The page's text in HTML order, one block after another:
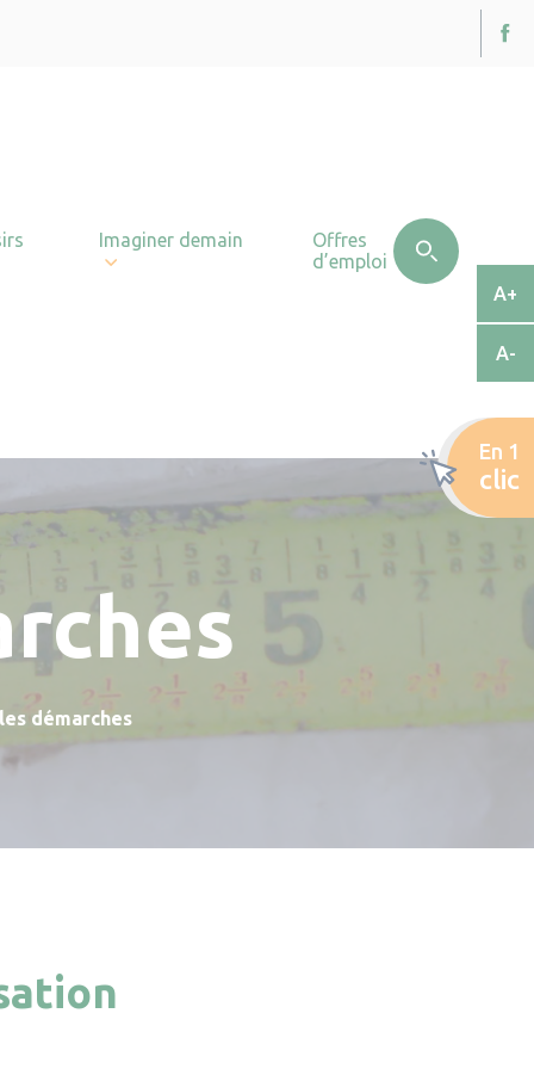
Imaginer demain
Offres
d’emploi
démarches
A+
A-
En 1
clic